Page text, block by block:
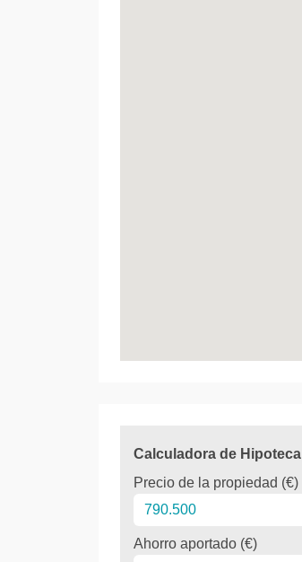
Calculadora de Hipoteca
Precio de la propiedad (€)
Ahorro aportado (€)